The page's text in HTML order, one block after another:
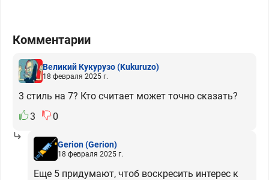
Комментарии
Великий Кукурузо(Kukuruzo)
18 февраля 2025 г.
3 стиль на 7? Кто считает может точно сказать?
3
0
Gerion(Gerion)
18 февраля 2025 г.
Еще 5 придумают, чтоб воскресить интерес к